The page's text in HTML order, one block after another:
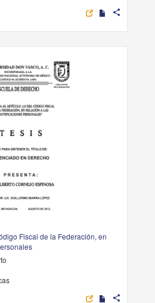
share
Fiscal de la Federación, en
share